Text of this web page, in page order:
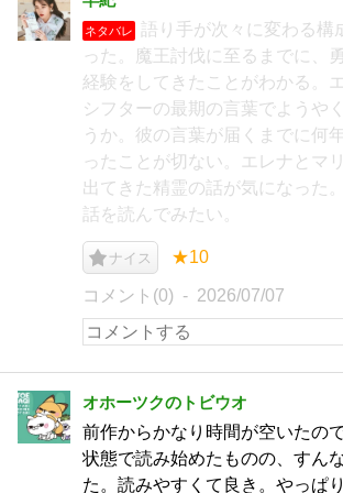
ネタバレ
語り手が次々に変わる構
った。魔王討伐に至るまでに、
経験をしてきたことがわかる。
シフターの最期の言葉でようや
うか。彼の言葉が届くまでに何
ったことが切ない。エレナとマ
出てきた精霊の話が気になった
話を読んでみたい。
ナイス ★10
コメント(0) 2026/07/07
オホーツクのトビウオ
前作からかなり時間が空いたの
状態で読み始めたものの、すん
た。読みやすくて良き。やっぱ